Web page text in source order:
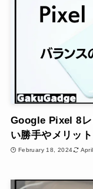
Google Pixel 8レ
い勝手やメリッ
February 18, 2024